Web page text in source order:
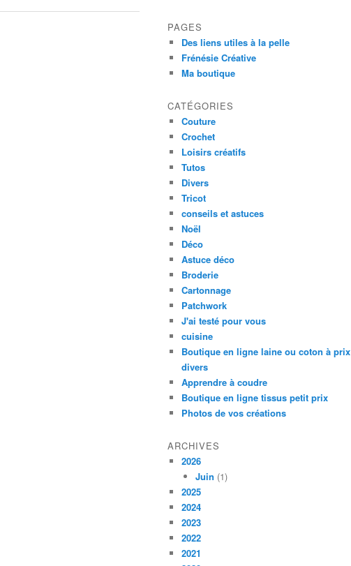
PAGES
Des liens utiles à la pelle
Frénésie Créative
Ma boutique
CATÉGORIES
Couture
Crochet
Loisirs créatifs
Tutos
Divers
Tricot
conseils et astuces
Noël
Déco
Astuce déco
Broderie
Cartonnage
Patchwork
J'ai testé pour vous
cuisine
Boutique en ligne laine ou coton à prix
divers
Apprendre à coudre
Boutique en ligne tissus petit prix
Photos de vos créations
ARCHIVES
2026
Juin (1)
2025
2024
2023
2022
2021